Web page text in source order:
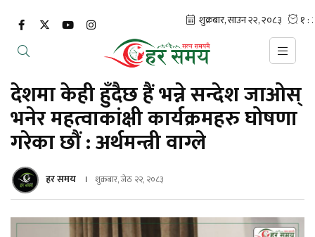
देशमा केही हुँदैछ हैं भन्ने सन्देश जाओस्
भनेर महत्वाकांक्षी कार्यक्रमहरु घोषणा
गरेका छौं : अर्थमन्त्री वाग्ले
हर समय शुक्रबार, जेठ २२, २०८३